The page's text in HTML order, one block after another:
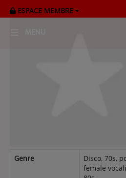
ESPACE MEMBRE
Cultur'Ciné - Jean Meurice
Genre
Disco, 70s,
female